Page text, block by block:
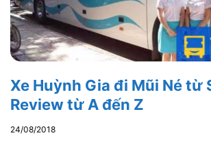
Xe Huỳnh Gia đi Mũi Né từ
Review từ A đến Z
24/08/2018